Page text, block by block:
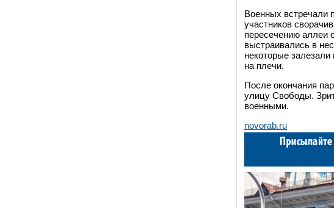
Военных встречали
участников
пересечению аллеи
выстраивались в
некоторые залезали
на плечи.
После окончания
улицу Свободы.
военными.
novorab.ru